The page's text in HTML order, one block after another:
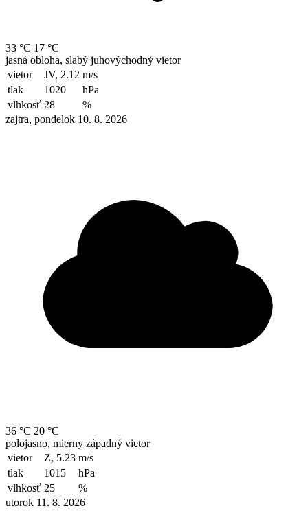
33 °C 17 °C
jasná obloha, slabý juhovýchodný vietor
vietor
JV, 2.12 m/s
tlak
1020
hPa
vlhkosť 28
%
zajtra, pondelok 10. 8. 2026
36 °C 20 °C
polojasno, mierny západný vietor
vietor
Z, 5.23 m/s
tlak
1015
hPa
vlhkosť 25
%
utorok 11. 8. 2026